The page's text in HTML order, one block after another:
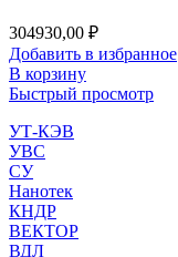
304930,00 ₽
Добавить в избранное
В корзину
Быстрый просмотр
УТ-КЭВ
УВС
СУ
Нанотек
КНДР
ВЕКТОР
ВДЛ